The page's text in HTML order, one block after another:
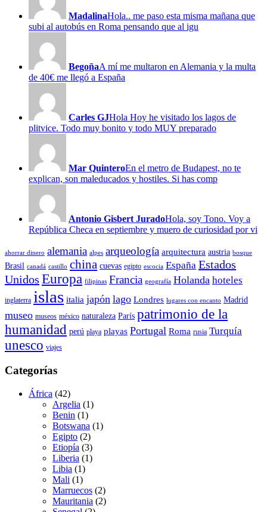
MadalinaHola.. me paso esta misma mañana que
subi al autobús en Roma pensando que al igu
BegoñaA mí me multaron en Alemania y la multa
de 40€ me llegó a España
Carles GJHola Hoy he visitado los lagos de
plitvice. Todo muy bonito y todo MUY preparado
Mar QuinteroEn el metro de Budapest, no te
explican, son maleducados y hostiles. Si has comp
Antonio Gisbert JuradoHola, soy Tono. Voy a
República Checa en septiembre y muero de curiosidad por vi
ahorrar dinero alemania alpes arqueología arquitectura austria bosque
Brasil canadá castillo china cuevas egipto escocia España Estados
Unidos Europa filipinas Francia geografía Holanda hoteles
inglaterra islas italia japón lago Londres lugares con encanto Madrid
museo museos méxico naturaleza París patrimonio de la
humanidad perú playa playas Portugal Roma rusia Turquía
unesco viajes
Categorías
África (42)
Argelia (1)
Benin (1)
Botswana (1)
Egipto (2)
Etiopía (3)
Liberia (1)
Libia (1)
Mali (1)
Marruecos (2)
Mauritania (2)